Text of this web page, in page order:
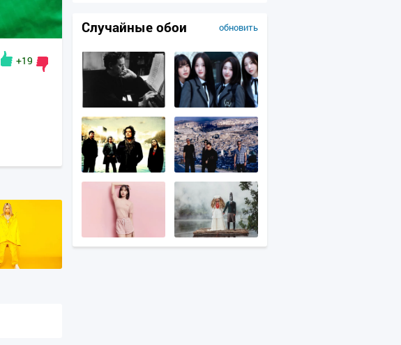
+19
обновить
Случайные обои